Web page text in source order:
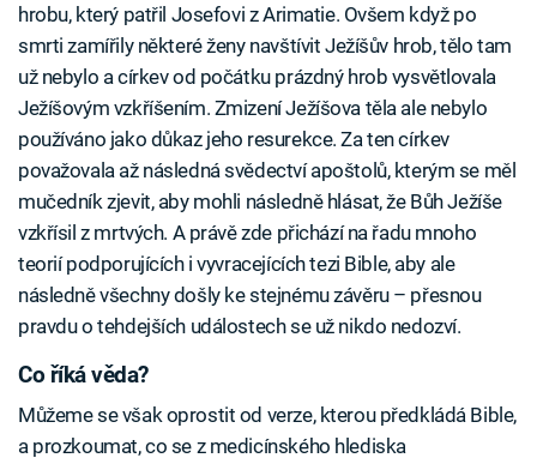
hrobu, který patřil Josefovi z Arimatie. Ovšem když po
smrti zamířily některé ženy navštívit Ježíšův hrob, tělo tam
už nebylo a církev od počátku prázdný hrob vysvětlovala
Ježíšovým vzkříšením. Zmizení Ježíšova těla ale nebylo
používáno jako důkaz jeho resurekce. Za ten církev
považovala až následná svědectví apoštolů, kterým se měl
mučedník zjevit, aby mohli následně hlásat, že Bůh Ježíše
vzkřísil z mrtvých. A právě zde přichází na řadu mnoho
teorií podporujících i vyvracejících tezi Bible, aby ale
následně všechny došly ke stejnému závěru – přesnou
pravdu o tehdejších událostech se už nikdo nedozví.
Co říká věda?
Můžeme se však oprostit od verze, kterou předkládá Bible,
a prozkoumat, co se z medicínského hlediska